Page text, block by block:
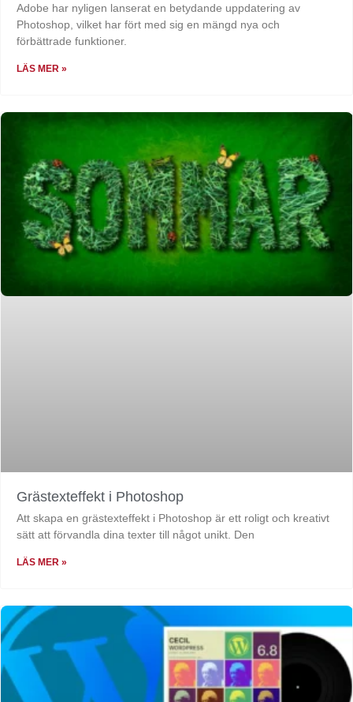
Adobe har nyligen lanserat en betydande uppdatering av
Photoshop, vilket har fört med sig en mängd nya och
förbättrade funktioner.
LÄS MER »
Grästexteffekt i Photoshop
Att skapa en grästexteffekt i Photoshop är ett roligt och kreativt
sätt att förvandla dina texter till något unikt. Den
LÄS MER »